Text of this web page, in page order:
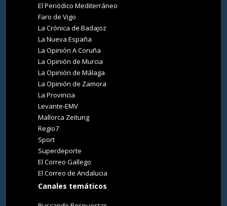
El Periódico Mediterráneo
Faro de Vigo
La Crónica de Badajoz
La Nueva España
La Opinión A Coruña
La Opinión de Murcia
La Opinión de Málaga
La Opinión de Zamora
La Provincia
Levante-EMV
Mallorca Zeitung
Regio7
Sport
Superdeporte
El Correo Gallego
El Correo de Andalucia
Canales temáticos